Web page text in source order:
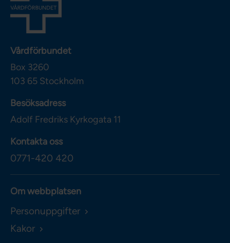
Vårdförbundet
Box 3260
103 65 Stockholm
Besöksadress
Adolf Fredriks Kyrkogata 11
Kontakta oss
0771-420 420
Om webbplatsen
Personuppgifter
Kakor